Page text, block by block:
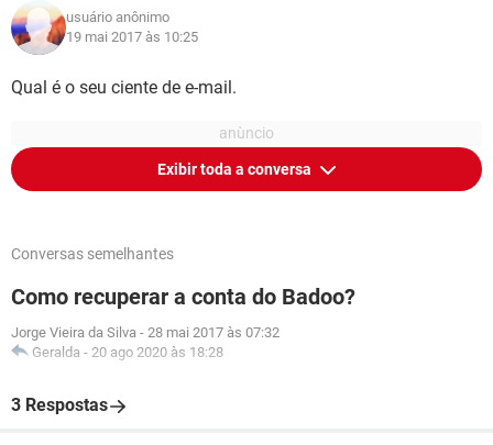
usuário anônimo
19 mai 2017 às 10:25
Qual é o seu ciente de e-mail.
Exibir toda a conversa
Conversas semelhantes
Como recuperar a conta do Badoo?
Jorge Vieira da Silva - 28 mai 2017 às 07:32
Geralda - 20 ago 2020 às 18:28
3 Respostas